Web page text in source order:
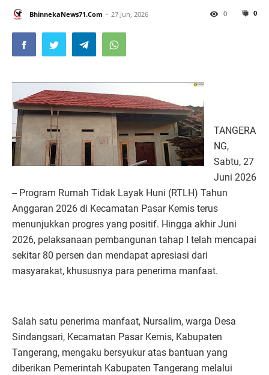
BhinnekaNews71.Com 27 Jun, 2026 0
0
TANGERA
NG,
Sabtu, 27
Juni 2026
-- Program Rumah Tidak Layak Huni (RTLH) Tahun
Anggaran 2026 di Kecamatan Pasar Kemis terus
menunjukkan progres yang positif. Hingga akhir Juni
2026, pelaksanaan pembangunan tahap I telah mencapai
sekitar 80 persen dan mendapat apresiasi dari
masyarakat, khususnya para penerima manfaat.
Salah satu penerima manfaat, Nursalim, warga Desa
Sindangsari, Kecamatan Pasar Kemis, Kabupaten
Tangerang, mengaku bersyukur atas bantuan yang
diberikan Pemerintah Kabupaten Tangerang melalui